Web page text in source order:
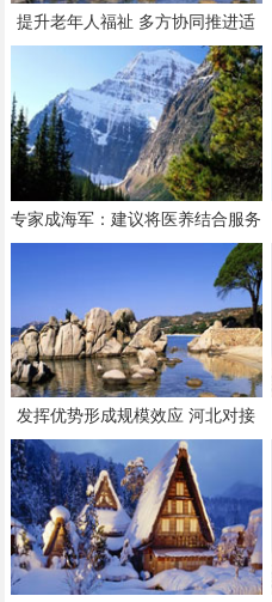
提升老年人福祉 多方协同推进适
老化家居改造
专家成海军：建议将医养结合服务
重心逐步向居家社区转移
发挥优势形成规模效应 河北对接
京津发展康养产业